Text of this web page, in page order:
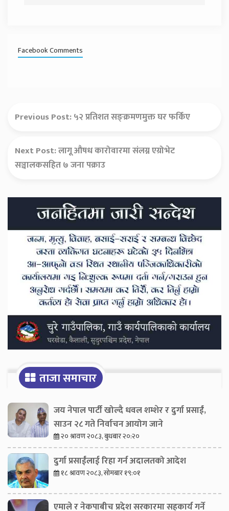
Facebook Comments
Previous Post:५२ प्रतिशत सङ्क्रमणमुक्त घर फर्किए
Next Post:लागू औषध कारोवारमा संलग्न एग्रोभेट
सञ्चालकसहित ७ जना पक्राउ
Secondary
Sidebar
ताजा समाचार
जय नेपाल पार्टी खोल्दै धवल शम्शेर र दुर्गा प्रसाईं,
साउन २८ गते निर्वाचन आयोग जाने
२० श्रावण २०८३, बुधबार २०:२०
दुर्गा प्रसाईंलाई रिहा गर्न अदालतको आदेश
१८ श्रावण २०८३, सोमबार १९:०१
एमाले र नेकपाबीच प्रदेश सरकारमा सहकार्य गर्ने